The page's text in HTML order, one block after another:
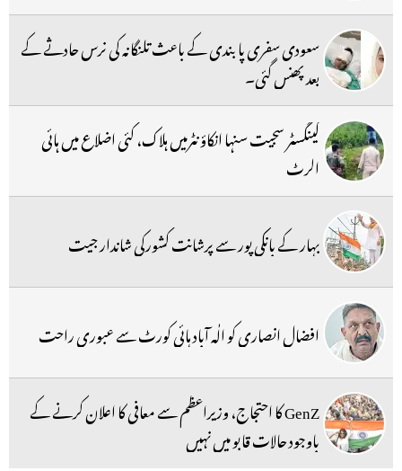
سعودی سفری پابندی کے باعث تلنگانہ کی نرس حادثے کے
بعد پھنس گئی۔
گینگسٹر سجیت سنہا انکاؤنٹرمیں ہلاک، کئی اضلاع میں ہائی
الرٹ
بہار کے بانکی پور سے پرشانت کشورکی شاندار جیت
افضال انصاری کو الٰہ آباد ہائی کورٹ سے عبوری راحت
GenZ کا احتجاج، وزیراعظم سے معافی کا اعلان کرنے کے
باوجود حالات قابو میں نہیں